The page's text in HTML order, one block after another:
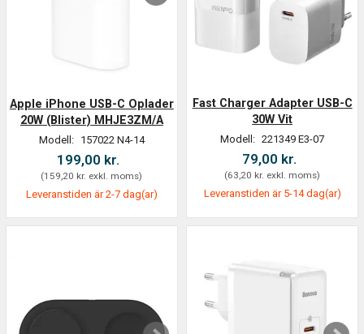
Apple iPhone USB-C Oplader
20W (Blister) MHJE3ZM/A
Modell: 157022 N4-14
199,00 kr.
(159,20 kr. exkl. moms)
Leveranstiden är 2-7 dag(ar)
Fast Charger Adapter USB-C
30W Vit
Modell: 221349 E3-07
79,00 kr.
(63,20 kr. exkl. moms)
Leveranstiden är 5-14 dag(ar)